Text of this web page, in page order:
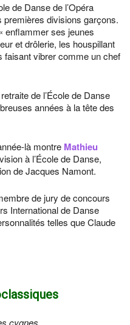
de Danse de l’Opéra
premières divisions garçons.
enflammer ses jeunes
et drôlerie, les houspillant
faisant vibrer comme un chef
de l’École de Danse
années à la tête des
là montre Mathieu
à l’École de Danse,
de Jacques Namont.
de jury de concours
International de Danse
telles que Claude
cygnes